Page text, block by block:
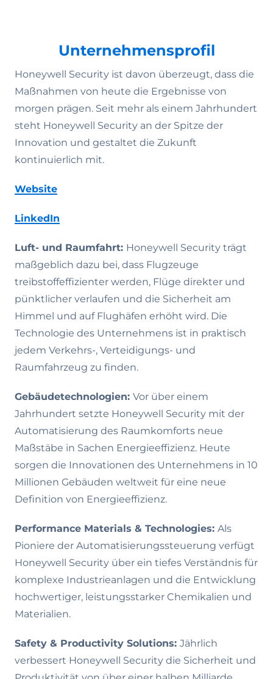
Unternehmensprofil
Honeywell Security ist davon überzeugt, dass die
Maßnahmen von heute die Ergebnisse von
morgen prägen. Seit mehr als einem Jahrhundert
steht Honeywell Security an der Spitze der
Innovation und gestaltet die Zukunft
kontinuierlich mit.
Website
LinkedIn
Luft- und Raumfahrt: Honeywell Security trägt
maßgeblich dazu bei, dass Flugzeuge
treibstoffeffizienter werden, Flüge direkter und
pünktlicher verlaufen und die Sicherheit am
Himmel und auf Flughäfen erhöht wird. Die
Technologie des Unternehmens ist in praktisch
jedem Verkehrs-, Verteidigungs- und
Raumfahrzeug zu finden.
Gebäudetechnologien: Vor über einem
Jahrhundert setzte Honeywell Security mit der
Automatisierung des Raumkomforts neue
Maßstäbe in Sachen Energieeffizienz. Heute
sorgen die Innovationen des Unternehmens in 10
Millionen Gebäuden weltweit für eine neue
Definition von Energieeffizienz.
Performance Materials & Technologies: Als
Pioniere der Automatisierungssteuerung verfügt
Honeywell Security über ein tiefes Verständnis für
komplexe Industrieanlagen und die Entwicklung
hochwertiger, leistungsstarker Chemikalien und
Materialien.
Safety & Productivity Solutions: Jährlich
verbessert Honeywell Security die Sicherheit und